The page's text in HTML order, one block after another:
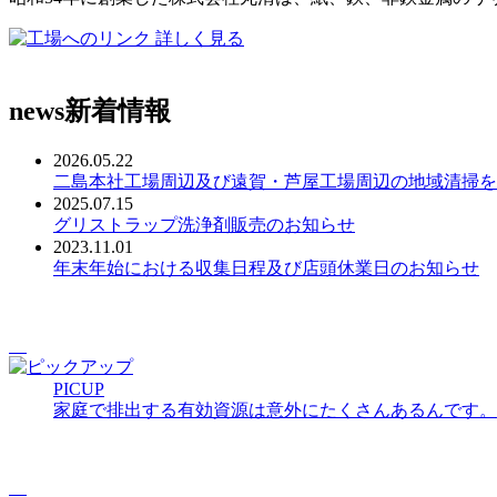
詳しく見る
news新着情報
2026.05.22
二島本社工場周辺及び遠賀・芦屋工場周辺の地域清掃を
2025.07.15
グリストラップ洗浄剤販売のお知らせ
2023.11.01
年末年始における収集日程及び店頭休業日のお知らせ
PICUP
家庭で排出する有効資源は意外にたくさんあるんです。